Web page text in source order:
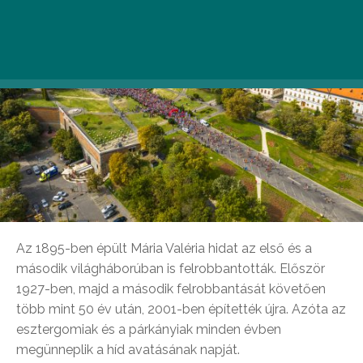
Az 1895-ben épült Mária Valéria hidat az első és a
második világháborúban is felrobbantották. Először
1927-ben, majd a második felrobbantását követően
több mint 50 év után, 2001-ben építették újra. Azóta az
esztergomiak és a párkányiak minden évben
megünneplik a híd avatásának napját.